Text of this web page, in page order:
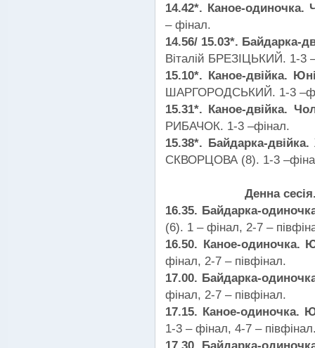
14.42*. Каное-одиночка.
– фінал.
14.56/ 15.03*. Байдарка-
Віталій БРЕЗІЦЬКИЙ. 1-3
15.10*. Каное-двійка.
ШАРГОРОДСЬКИЙ. 1-3
15.31*. Каное-двійка.
РИБАЧОК. 1-3 –фінал.
15.38*. Байдарка-
СКВОРЦОВА (8). 1-3
Денна
16.35. Байдарка-
(6). 1 – фінал, 2-7 –
16.50. Каное-одиночка.
фінал, 2-7 – півфінал.
17.00. Байдарка-
фінал, 2-7 – півфінал.
17.15. Каное-одиночка.
1-3 – фінал, 4-7 –
17.30. Байдарка-